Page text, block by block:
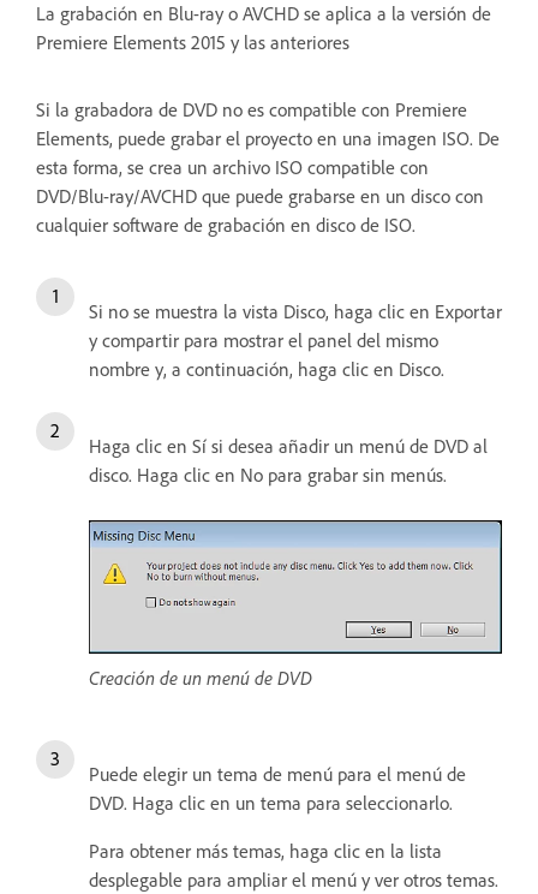
La grabación en Blu-ray o AVCHD se aplica a la versión de
Premiere Elements 2015 y las anteriores
Si la grabadora de DVD no es compatible con Premiere
Elements, puede grabar el proyecto en una imagen ISO. De
esta forma, se crea un archivo ISO compatible con
DVD/Blu-ray/AVCHD que puede grabarse en un disco con
cualquier software de grabación en disco de ISO.
Si no se muestra la vista Disco, haga clic en Exportar
y compartir para mostrar el panel del mismo
nombre y, a continuación, haga clic en Disco.
Haga clic en Sí si desea añadir un menú de DVD al
disco. Haga clic en No para grabar sin menús.
Creación de un menú de DVD
Puede elegir un tema de menú para el menú de
DVD. Haga clic en un tema para seleccionarlo.
Para obtener más temas, haga clic en la lista
desplegable para ampliar el menú y ver otros temas.